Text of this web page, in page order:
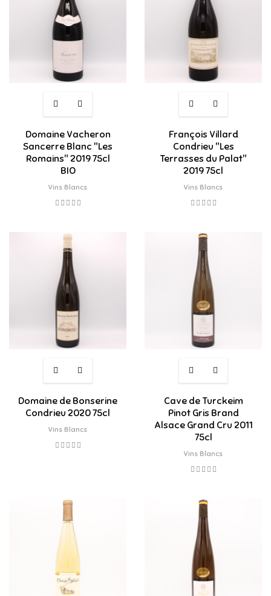
Domaine Vacheron
Sancerre Blanc "Les
Romains" 2019 75cl
BIO
Vins Blancs
François Villard
Condrieu "Les
Terrasses du Palat"
2019 75cl
Vins Blancs
Domaine de Bonserine
Condrieu 2020 75cl
Vins Blancs
Cave de Turckeim
Pinot Gris Brand
Alsace Grand Cru 2011
75cl
Vins Blancs